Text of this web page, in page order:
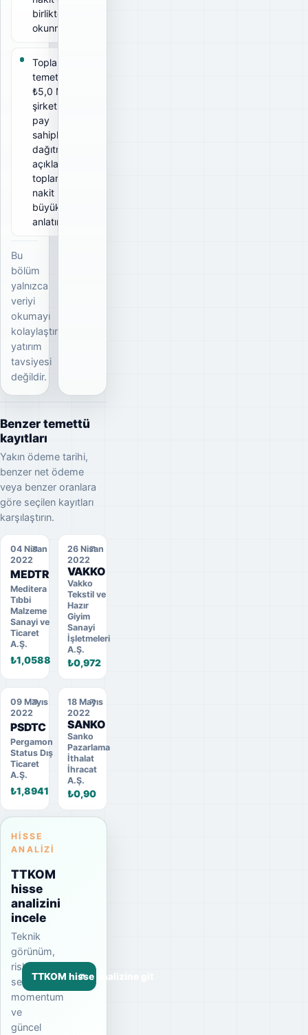
birlikte
okunmalıdır.
Toplam brüt
temettü
₺5,0 Mr;
şirketin tüm
pay
sahiplerine
dağıtmayı
açıkladığı
toplam brüt
nakit
büyüklüğünü
anlatır.
Bu
bölüm
yalnızca
veriyi
okumayı
kolaylaştırır;
yatırım
tavsiyesi
değildir.
Benzer temettü
kayıtları
Yakın ödeme tarihi,
benzer net ödeme
veya benzer oranlara
göre seçilen kayıtları
karşılaştırın.
04 Nisan
2022
MEDTR
Meditera
Tıbbi
Malzeme
Sanayi ve
Ticaret
A.Ş.
₺1,0588
26 Nisan
2022
VAKKO
Vakko
Tekstil ve
Hazır
Giyim
Sanayi
İşletmeleri
A.Ş.
₺0,972
09 Mayıs
2022
PSDTC
Pergamon
Status Dış
Ticaret
A.Ş.
₺1,8941
18 Mayıs
2022
SANKO
Sanko
Pazarlama
İthalat
İhracat
A.Ş.
₺0,90
HISSE
ANALIZI
TTKOM
hisse
analizini
incele
Teknik
görünüm,
risk
seviyesi,
momentum
ve
güncel
TTKOM hisse analizine git